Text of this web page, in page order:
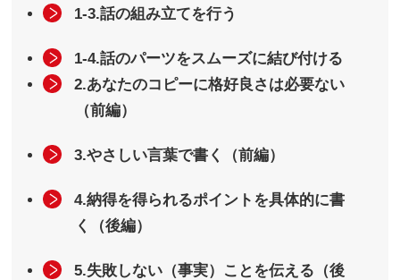
1-3.話の組み立てを行う
1-4.話のパーツをスムーズに結び付ける
2.あなたのコピーに格好良さは必要ない
（前編）
3.やさしい言葉で書く（前編）
4.納得を得られるポイントを具体的に書
く（後編）
5.失敗しない（事実）ことを伝える（後